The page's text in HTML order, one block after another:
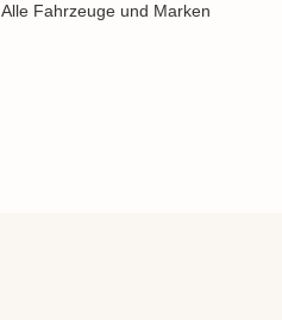
Alle Fahrzeuge und Marken